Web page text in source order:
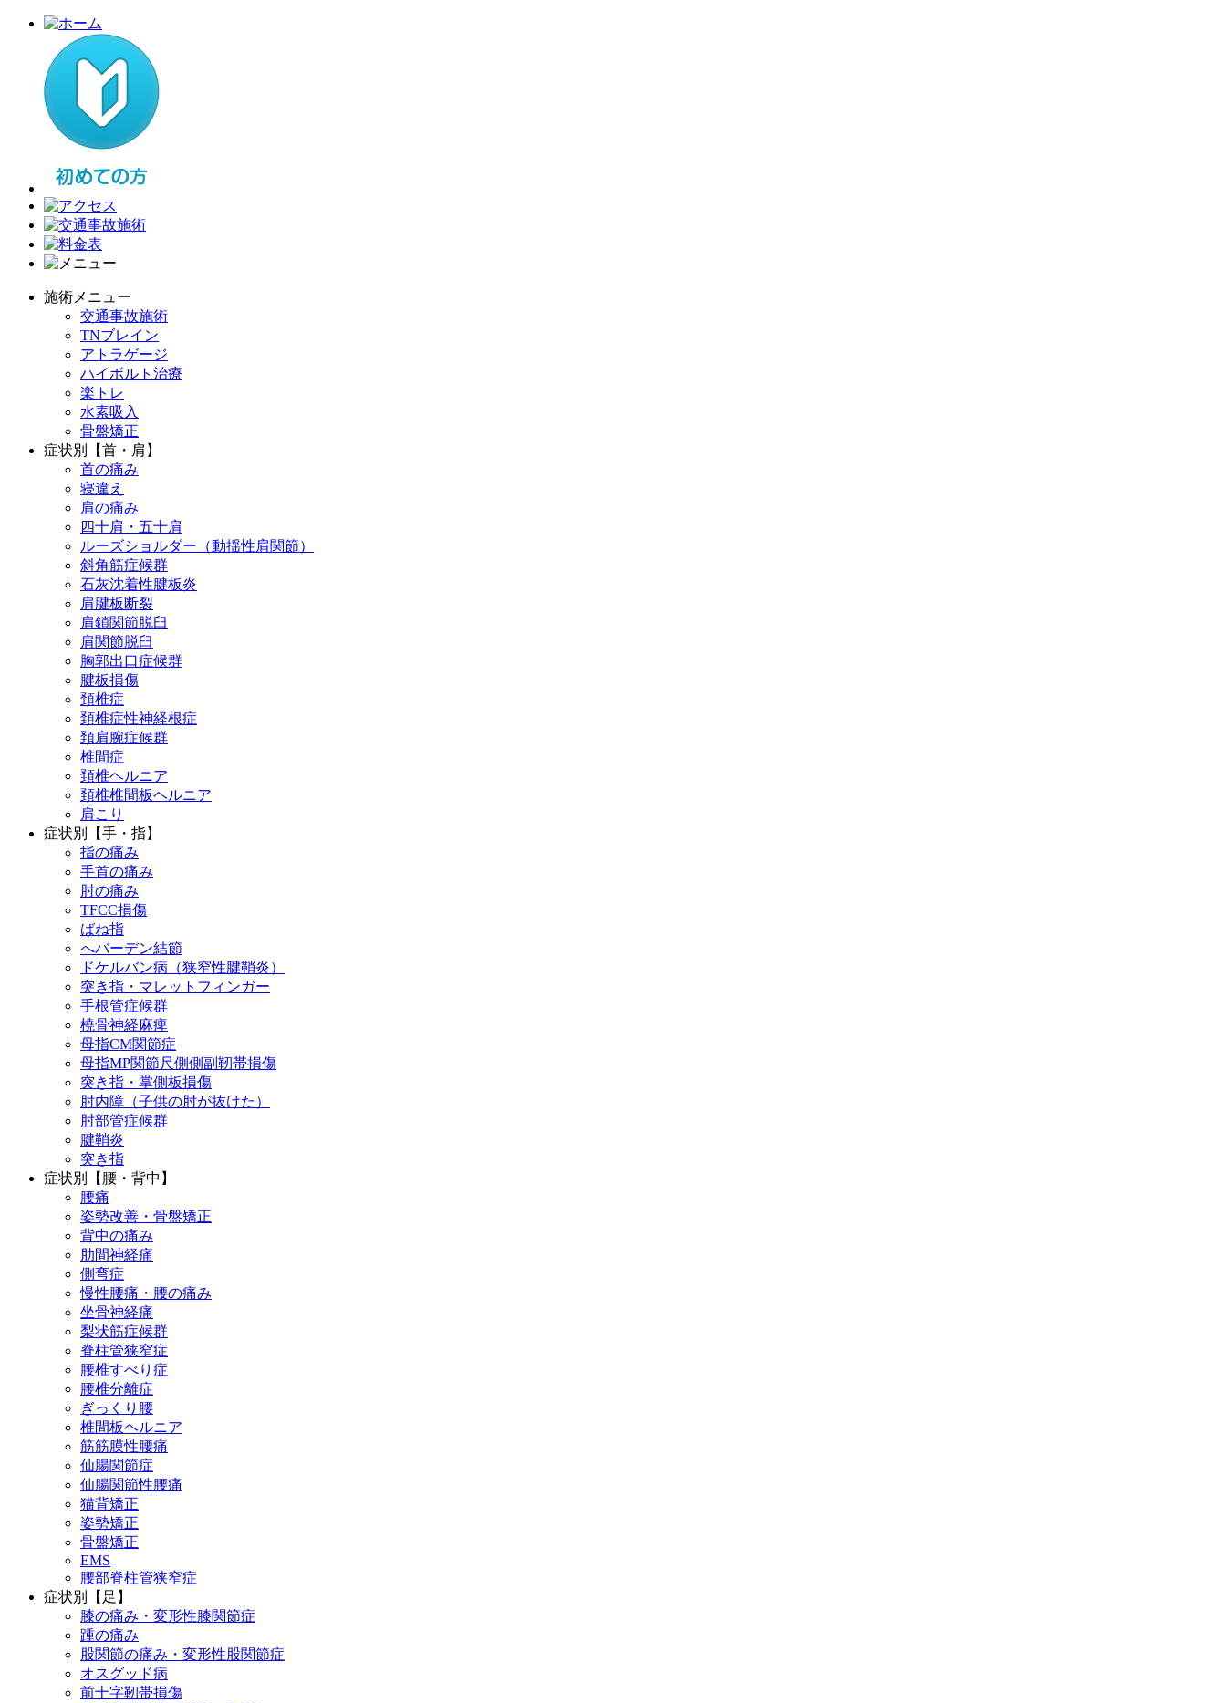
施術メニュー
交通事故施術
TNブレイン
アトラゲージ
ハイボルト治療
楽トレ
水素吸入
骨盤矯正
症状別【首・肩】
首の痛み
寝違え
肩の痛み
四十肩・五十肩
ルーズショルダー（動揺性肩関節）
斜角筋症候群
石灰沈着性腱板炎
肩腱板断裂
肩鎖関節脱臼
肩関節脱臼
胸郭出口症候群
腱板損傷
頚椎症
頚椎症性神経根症
頚肩腕症候群
椎間症
頚椎ヘルニア
頚椎椎間板ヘルニア
肩こり
症状別【手・指】
指の痛み
手首の痛み
肘の痛み
TFCC損傷
ばね指
へバーデン結節
ドケルバン病（狭窄性腱鞘炎）
突き指・マレットフィンガー
手根管症候群
橈骨神経麻痺
母指CM関節症
母指MP関節尺側側副靭帯損傷
突き指・掌側板損傷
肘内障（子供の肘が抜けた）
肘部管症候群
腱鞘炎
突き指
症状別【腰・背中】
腰痛
姿勢改善・骨盤矯正
背中の痛み
肋間神経痛
側弯症
慢性腰痛・腰の痛み
坐骨神経痛
梨状筋症候群
脊柱管狭窄症
腰椎すべり症
腰椎分離症
ぎっくり腰
椎間板ヘルニア
筋筋膜性腰痛
仙腸関節症
仙腸関節性腰痛
猫背矯正
姿勢矯正
骨盤矯正
EMS
腰部脊柱管狭窄症
症状別【足】
膝の痛み・変形性膝関節症
踵の痛み
股関節の痛み・変形性股関節症
オスグッド病
前十字靭帯損傷